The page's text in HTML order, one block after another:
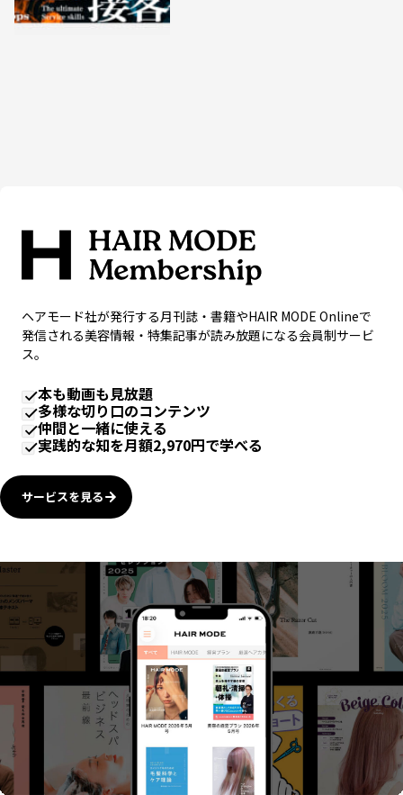
ヘアモード社が発行する月刊誌・書籍やHAIR MODE Onlineで
発信される美容情報・特集記事が読み放題になる会員制サービ
ス。
本も動画も見放題
多様な切り口のコンテンツ
仲間と一緒に使える
実践的な知を月額2,970円で学べる
サービスを見る